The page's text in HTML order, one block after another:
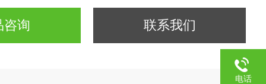
咨询 联系我们
电话